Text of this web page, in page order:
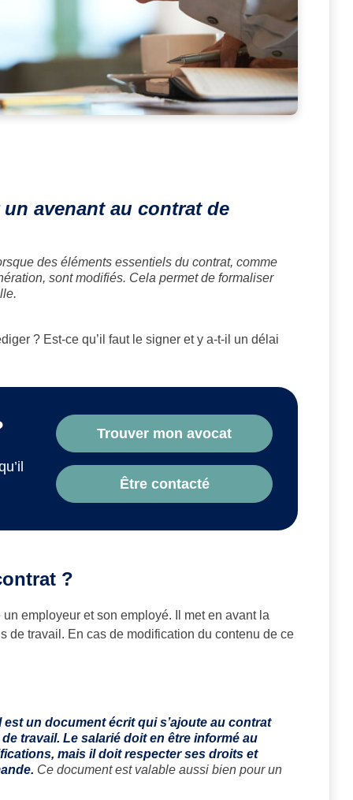
avenant au contrat de
des éléments essentiels du contrat, comme
sont modifiés. Cela permet de formaliser
? Est-ce qu’il faut le signer et y a-t-il un délai
Trouver mon avocat
Être contacté
?
employeur et son employé. Il met en avant la
de travail. En cas de modification du contenu de ce
un document écrit qui s’ajoute au contrat
travail. Le salarié doit en être informé au
mais il doit respecter ses droits et
Ce document est valable aussi bien pour un